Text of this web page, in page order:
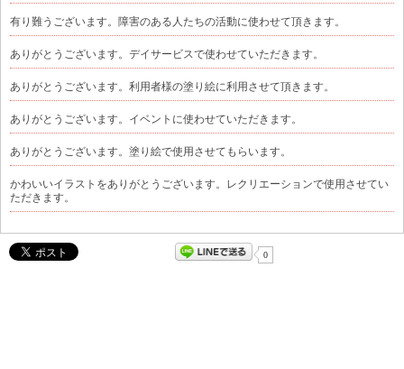
有り難うございます。障害のある人たちの活動に使わせて頂きます。
ありがとうございます。デイサービスで使わせていただきます。
ありがとうございます。利用者様の塗り絵に利用させて頂きます。
ありがとうございます。イベントに使わせていただきます。
ありがとうございます。塗り絵で使用させてもらいます。
かわいいイラストをありがとうございます。レクリエーションで使用させてい
ただきます。
0